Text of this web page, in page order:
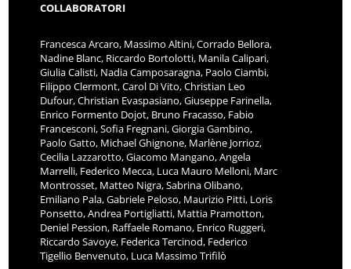
COLLABORATORI
Francesca Arcaro, Massimo Altini, Corrado Bellora,
Nadine Blanc, Riccardo Bortolotti, Manila Calipari,
Giulia Calisti, Nadia Camposaragna, Paolo Ciambi,
Filippo Clermont, Carol Di Vito, Christian Leo
Dufour, Christian Evaspasiano, Giuseppe Farinella,
Enrico Formento Dojot, Bruno Fracasso, Fabio
Francesconi, Sofia Fregnani, Giorgia Gambino,
Paolo Gatto, Michael Ghignone, Marlène Jorrioz,
Cecilia Lazzarotto, Giacomo Mangano, Angela
Marrelli, Federico Mecca, Luca Mauro Melloni, Marc
Montrosset, Matteo Nigra, Sabrina Olibano,
Emiliano Pala, Gabriele Peloso, Maurizio Pitti, Loris
Ponsetto, Andrea Portigliatti, Mattia Pramotton,
Deniel Pession, Raffaele Romano, Enrico Ruggeri,
Riccardo Savoye, Federica Tercinod, Federico
Tigellio Benvenuto, Luca Massimo Trifilò